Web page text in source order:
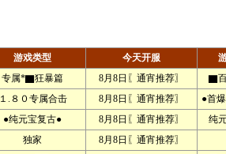
游戏类型 今天开服
专属*▇狂暴篇 8月8日〖通宵推荐〗
▇
１.８０专属合击 8月8日〖通宵推荐〗
●首
●纯元宝复古● 8月8日〖通宵推荐〗
纯
独家
8月8日〖通宵推荐〗